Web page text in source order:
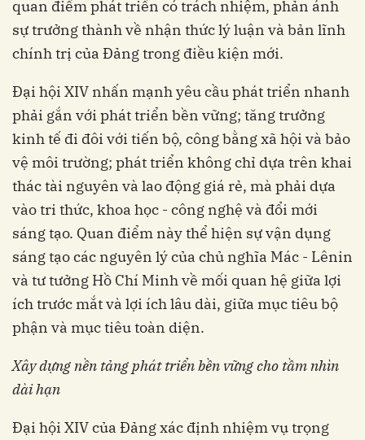
quan điểm phát triển có trách nhiệm, phản ánh
sự trưởng thành về nhận thức lý luận và bản lĩnh
chính trị của Đảng trong điều kiện mới.
Đại hội XIV nhấn mạnh yêu cầu phát triển nhanh
phải gắn với phát triển bền vững; tăng trưởng
kinh tế đi đôi với tiến bộ, công bằng xã hội và bảo
vệ môi trường; phát triển không chỉ dựa trên khai
thác tài nguyên và lao động giá rẻ, mà phải dựa
vào tri thức, khoa học - công nghệ và đổi mới
sáng tạo. Quan điểm này thể hiện sự vận dụng
sáng tạo các nguyên lý của chủ nghĩa Mác - Lênin
và tư tưởng Hồ Chí Minh về mối quan hệ giữa lợi
ích trước mắt và lợi ích lâu dài, giữa mục tiêu bộ
phận và mục tiêu toàn diện.
Xây dựng nền tảng phát triển bền vững cho tầm nhìn
dài hạn
Đại hội XIV của Đảng xác định nhiệm vụ trọng